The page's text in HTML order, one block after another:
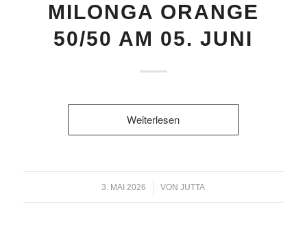
MILONGA ORANGE
50/50 AM 05. JUNI
Weiterlesen
3. MAI 2026
/ VONJUTTA